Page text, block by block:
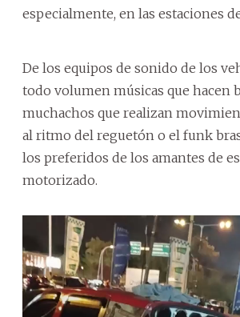
especialmente, en las estaciones
De los equipos de sonido de los
todo volumen músicas que hacen
muchachos que realizan
al ritmo del reguetón o el funk
los preferidos de los amantes de
motorizado.